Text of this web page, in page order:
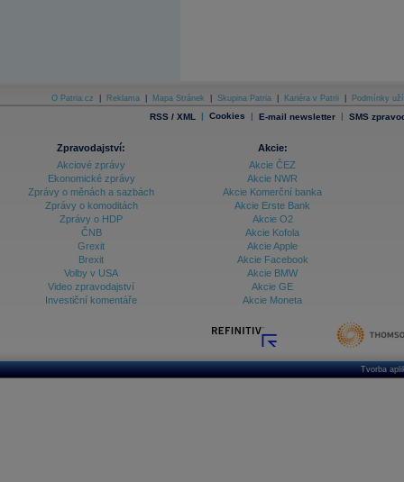
O Patria.cz Reklama Mapa Stránek Skupina Patria Kariéra v Patrii Podmínky
RSS / XML | Cookies | E-mail newsletter | SMS
Zpravodajství:
Akciové zprávy
Ekonomické zprávy
Zprávy o měnách a sazbách
Zprávy o komoditách
Zprávy o HDP
ČNB
Grexit
Brexit
Volby v USA
Video zpravodajství
Investiční komentáře
Akcie:
Akcie ČEZ
Akcie NWR
Akcie Komerční banka
Akcie Erste Bank
Akcie O2
Akcie Kofola
Akcie Apple
Akcie Facebook
Akcie BMW
Akcie GE
Akcie Moneta
Tvorba